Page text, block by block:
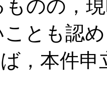
のの，
とも認
，本件